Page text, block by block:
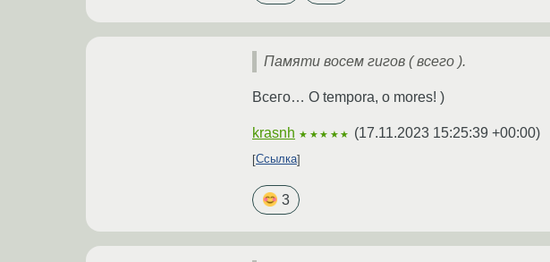
Памяти восем гигов ( всего ).
Всего… O tempora, o mores! )
krasnh ★★★★★ (17.11.2023 15:25:39 +00:00)
Ссылка
3